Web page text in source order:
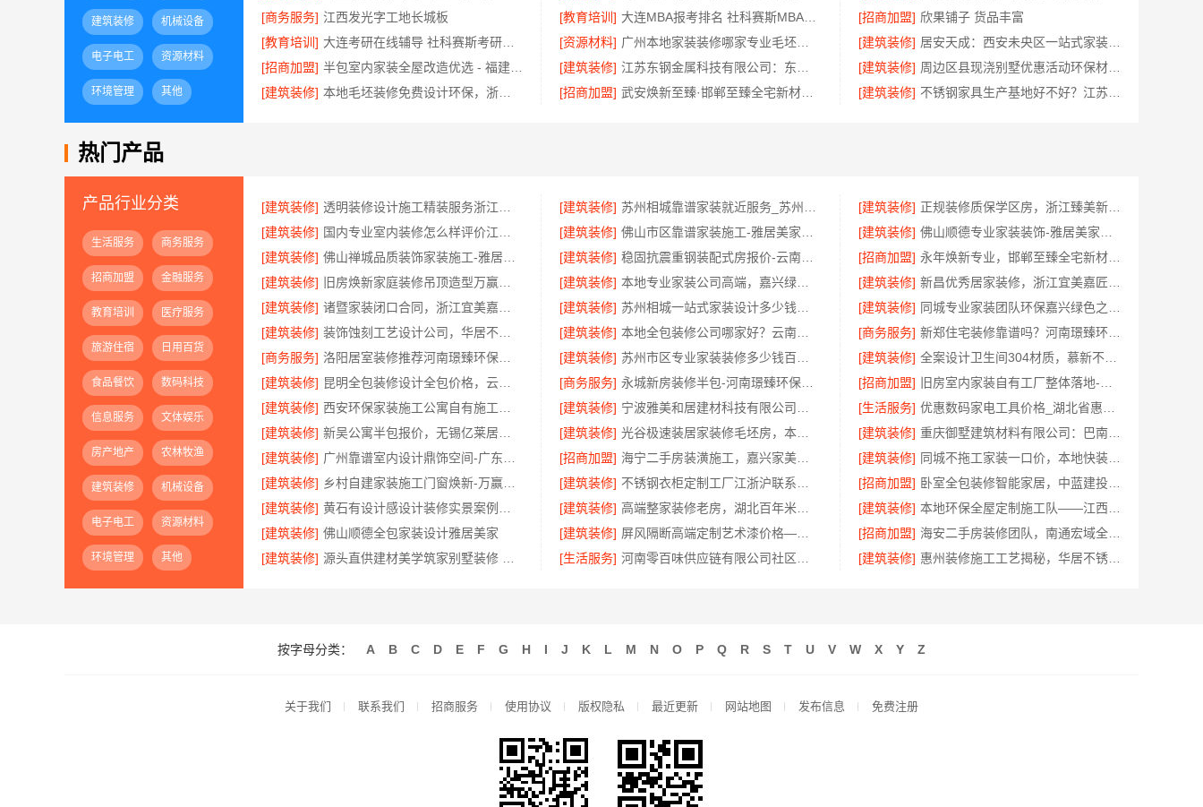
建筑装修 机械设备
电子电工 资源材料
环境管理 其他
[商务服务] 江西发光字工地长城板 [教育培训] [招商加盟] 欣果铺子 货品丰富
[教育培训]
[资源材料] [建筑装修]
居安天成：西安未央区一站式家装设计刚需房售后完善
[招商加盟]
[建筑装修] [建筑装修]
周边区县现浇别墅优惠活动环保材料，重庆御墅建筑材料有限公司限时促销
[建筑装修]
[招商加盟] [建筑装修] 不锈钢家具生产基地好不好？江苏东钢金属科技兴化基地探秘
热门产品
产品行业分类
生活服务 商务服务
招商加盟 金融服务
教育培训 医疗服务
旅游住宿 日用百货
食品餐饮 数码科技
信息服务 文体娱乐
房产地产 农林牧渔
建筑装修 机械设备
电子电工 资源材料
环境管理 其他
[建筑装修] [建筑装修] [建筑装修]
正规装修质保学区房，浙江臻美新型建材有限公司质量可靠
[建筑装修]
[建筑装修] [建筑装修]
[建筑装修]
[建筑装修] [招商加盟]
永年焕新专业，邯郸至臻全宅新材料有限公司打造精品全宅工程
[建筑装修]
[建筑装修] [建筑装修]
[建筑装修]
[建筑装修] [建筑装修]
[建筑装修]
[建筑装修] [商务服务]
新郑住宅装修靠谱吗？河南璟臻环保建材有限公司口碑好
[商务服务]
[建筑装修] [建筑装修]
全案设计卫生间304材质，慕新不锈钢防水防火零甲醛
[建筑装修]
[商务服务] [招商加盟]
[建筑装修]
[建筑装修] [生活服务]
[建筑装修]
[建筑装修] [建筑装修]
重庆御墅建筑材料有限公司：巴南定制化建房工期短
[建筑装修]
[招商加盟] [建筑装修]
同城不拖工家装一口价，本地快装全程托管
[建筑装修]
[建筑装修] [招商加盟]
卧室全包装修智能家居，中蓝建投交付
[建筑装修]
[建筑装修] [建筑装修]
[建筑装修] 佛山顺德全包家装设计雅居美家 [建筑装修] [招商加盟]
海安二手房装修团队，南通宏域全宅装饰建材有限公司
[建筑装修]
[生活服务] [建筑装修] 惠州装修施工工艺揭秘，华居不锈钢标准化施工
按字母分类： A B C D E F G H I J K L M N O P Q R S T U V W X Y Z
关于我们 联系我们 招商服务 使用协议 版权隐私 最近更新 网站地图 发布信息 免费注册